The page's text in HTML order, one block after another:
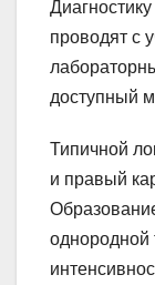
проводят с
доступный
Типичной
и правый
однородной